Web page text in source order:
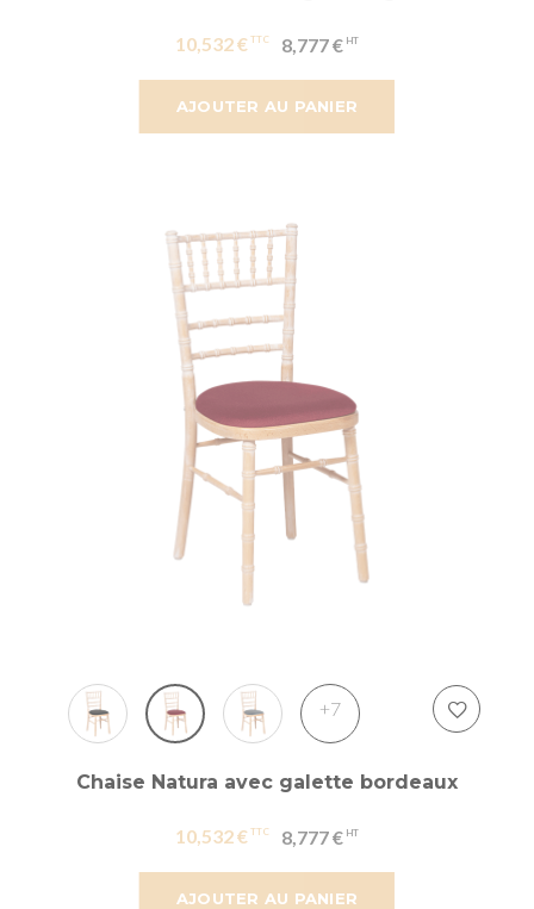
AJOUTER AU PANIER
10,532 € 8,777 €
AJOUTER AU PANIER
+7
Chaise Natura avec galette bordeaux
10,532 € 8,777 €